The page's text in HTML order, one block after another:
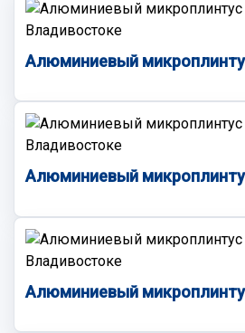
Алюминиевый
Алюминиевый
Алюминиевый